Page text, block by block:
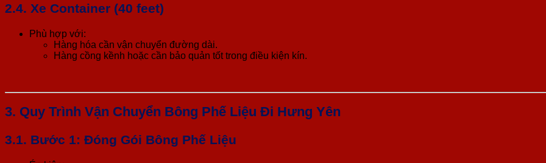
2.4. Xe Container (40 feet)
Phù hợp với:
Hàng hóa cần vận chuyển đường dài.
Hàng cồng kềnh hoặc cần bảo quản tốt trong điều kiện kín.
3. Quy Trình Vận Chuyển Bông Phế Liệu Đi Hưng Yên
3.1. Bước 1: Đóng Gói Bông Phế Liệu